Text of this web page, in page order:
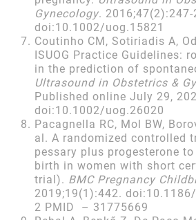
Gynecology. 2016;47(2):247-
doi:10.1002/uog.15821
Coutinho CM, Sotiriadis A,
ISUOG Practice Guidelines:
in the prediction of
Ultrasound in Obstetrics &
Published online July 29,
doi:10.1002/uog.26020
Pacagnella RC, Mol BW,
al. A randomized controlled
pessary plus progesterone
birth in women with short
trial). BMC Pregnancy
2019;19(1):442.
2 PMID – 31775669